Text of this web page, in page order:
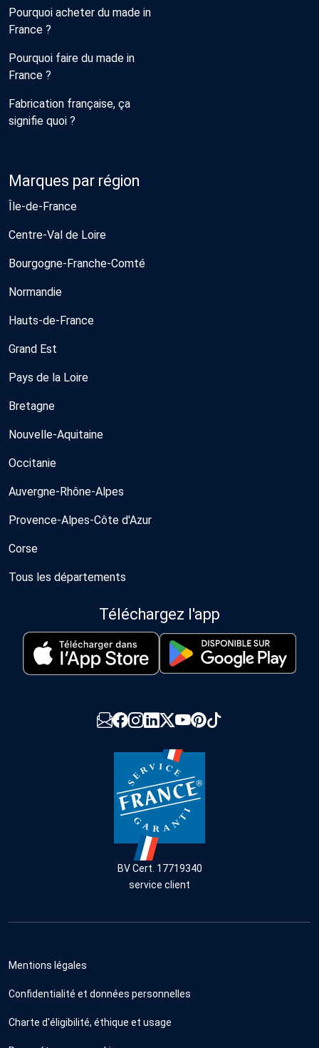
Pourquoi acheter du made in
France ?
Pourquoi faire du made in
France ?
Fabrication française, ça
signifie quoi ?
Marques par région
Île-de-France
Centre-Val de Loire
Bourgogne-Franche-Comté
Normandie
Hauts-de-France
Grand Est
Pays de la Loire
Bretagne
Nouvelle-Aquitaine
Occitanie
Auvergne-Rhône-Alpes
Provence-Alpes-Côte d'Azur
Corse
Tous les départements
Téléchargez l'app
BV Cert. 17719340
service client
Mentions légales
Confidentialité et données personnelles
Charte d'éligibilité, éthique et usage